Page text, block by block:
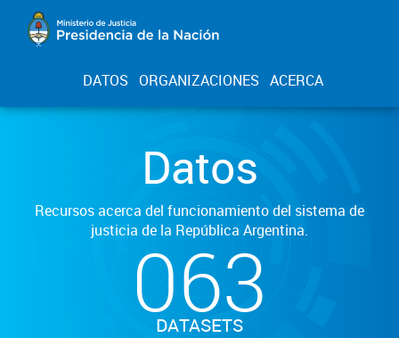
DATOS ORGANIZACIONES ACERCA
Datos
Recursos acerca del funcionamiento del sistema de
justicia de la República Argentina.
063
DATASETS